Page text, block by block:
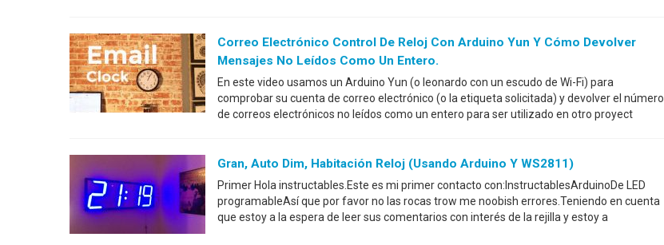
Correo Electrónico Control De Reloj Con Arduino Yun Y Cómo Devolver
Mensajes No Leídos Como Un Entero.
En este video usamos un Arduino Yun (o leonardo con un escudo de Wi-Fi) para
comprobar su cuenta de correo electrónico (o la etiqueta solicitada) y devolver el número
de correos electrónicos no leídos como un entero para ser utilizado en otro proyect
Gran, Auto Dim, Habitación Reloj (usando Arduino Y WS2811)
Primer Hola instructables.Este es mi primer contacto con:InstructablesArduinoDe LED
programableAsí que por favor no las rocas trow me noobish errores.Teniendo en cuenta
que estoy a la espera de leer sus comentarios con interés de la rejilla y estoy a